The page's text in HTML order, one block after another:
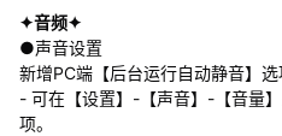
✦音频✦
●声音设置
新增PC端【后台运行自动静音】选
- 可在【设置】-【声音】-【音量
项。